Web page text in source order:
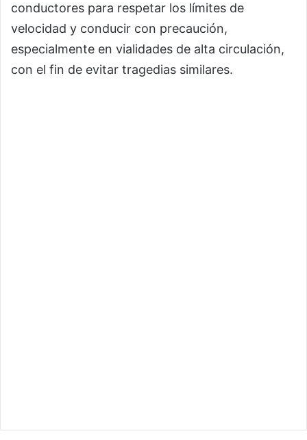
conductores para respetar los límites de
velocidad y conducir con precaución,
especialmente en vialidades de alta circulación,
con el fin de evitar tragedias similares.